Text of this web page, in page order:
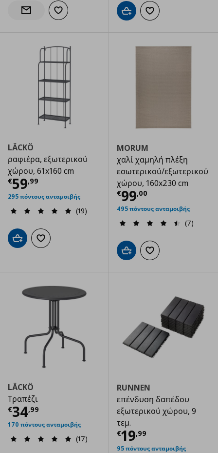
Ενημέρωση διαθεσιμότητας
Προσθήκη στα αγαπημέναΠροσθήκη στο καλάθι
Προσθήκη στα
LÄCKÖ
ραφιέρα, εξωτερικού
χώρου, 61x160 cm
€59,99
Τρέχουσα τιμή € 59,99
295 πόντους ανταμοιβής
(19)
Προσθήκη στο καλάθι
Προσθήκη στα αγαπημένα
MORUM
χαλί χαμηλή πλέξη
εσωτερικού/εξωτερικού
χώρου, 160x230 cm
€99,00
Τρέχουσα
495 πόντους ανταμοιβής
(7)
Προσθήκη στο καλάθι
Προσθήκη στα
LÄCKÖ
Τραπέζι
€34,99
Τρέχουσα τιμή € 34,99
170 πόντους ανταμοιβής
(17)
RUNNEN
επένδυση δαπέδου
εξωτερικού χώρου, 9
τεμ.
€19,99
Τρέχουσα
95 πόντους ανταμοιβής